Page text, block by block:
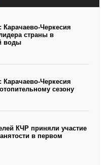
Черкесия
страны в
воды
Черкесия
сезону
КЧР приняли участие
в первом